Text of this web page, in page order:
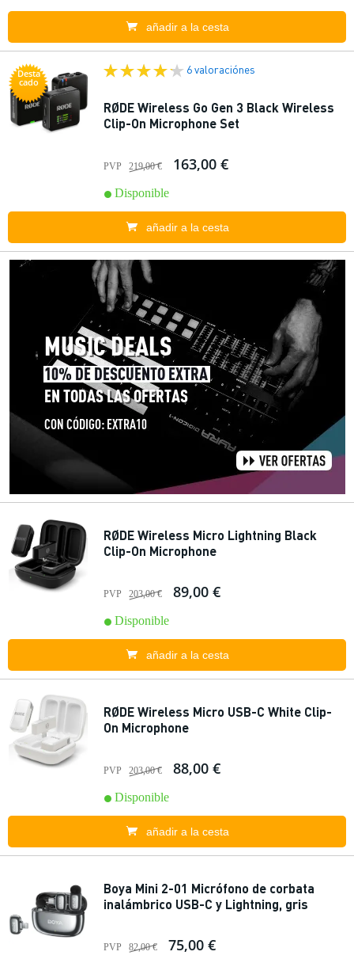
añadir a la cesta
Desta
cado
6 valoraciónes
RØDE Wireless Go Gen 3 Black Wireless
Clip-On Microphone Set
PVP 219,00 € 163,00 €
Disponible
añadir a la cesta
RØDE Wireless Micro Lightning Black
Clip-On Microphone
PVP 203,00 € 89,00 €
Disponible
añadir a la cesta
RØDE Wireless Micro USB-C White Clip-
On Microphone
PVP 203,00 € 88,00 €
Disponible
añadir a la cesta
Boya Mini 2-01 Micrófono de corbata
inalámbrico USB-C y Lightning, gris
PVP 82,00 € 75,00 €